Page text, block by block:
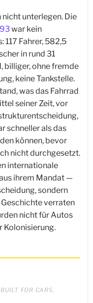
nicht unterlegen. Die
war kein
117 Fahrer, 582,5
in rund 31
billiger, ohne fremde
keine Tankstelle.
was das Fahrrad
seiner Zeit, vor
schneller als das
können, bevor
nicht durchgesetzt.
internationale
ihrem Mandat —
sondern
verraten
nicht für Autos
Kolonisierung.
FOR CARS